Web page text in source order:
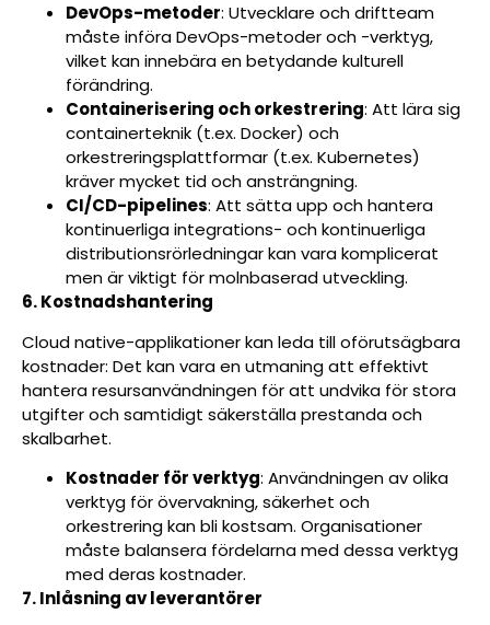
DevOps-metoder: Utvecklare och driftteam
måste införa DevOps-metoder och -verktyg,
vilket kan innebära en betydande kulturell
förändring.
Containerisering och orkestrering: Att lära sig
containerteknik (t.ex. Docker) och
orkestreringsplattformar (t.ex. Kubernetes)
kräver mycket tid och ansträngning.
CI/CD-pipelines: Att sätta upp och hantera
kontinuerliga integrations- och kontinuerliga
distributionsrörledningar kan vara komplicerat
men är viktigt för molnbaserad utveckling.
6. Kostnadshantering
Cloud native-applikationer kan leda till oförutsägbara
kostnader: Det kan vara en utmaning att effektivt
hantera resursanvändningen för att undvika för stora
utgifter och samtidigt säkerställa prestanda och
skalbarhet.
Kostnader för verktyg: Användningen av olika
verktyg för övervakning, säkerhet och
orkestrering kan bli kostsam. Organisationer
måste balansera fördelarna med dessa verktyg
med deras kostnader.
7. Inlåsning av leverantörer